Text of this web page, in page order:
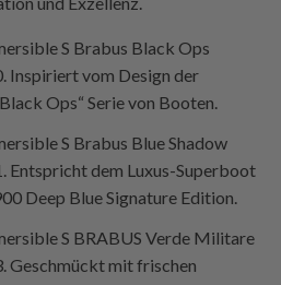
S Brabus Black Ops
Inspiriert vom Design der
Ops“ Serie von Booten.
S Brabus Blue Shadow
Entspricht dem Luxus-Superboot
Deep Blue Signature Edition.
S BRABUS Verde Militare
Geschmückt mit frischen